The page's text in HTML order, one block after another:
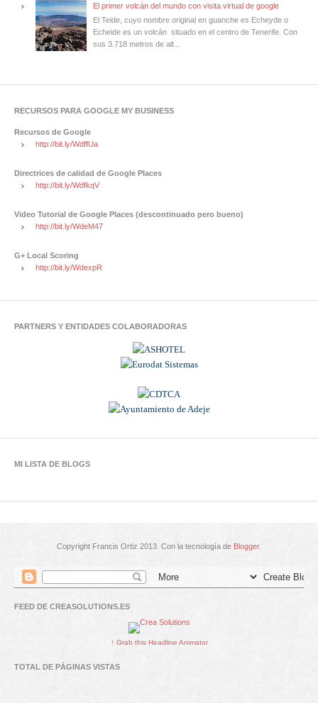
El primer volcán del mundo con visita virtual de google
El Teide, cuyo nombre original en guanche es Echeyde o
Echeide es un volcán situado en el centro de Tenerife. Con
sus 3.718 metros de alt...
RECURSOS PARA GOOGLE MY BUSINESS
Recursos de Google
http://bit.ly/WdffUa
Directrices de calidad de Google Places
http://bit.ly/WdfkqV
Video Tutorial de Google Places (descontinuado pero bueno)
http://bit.ly/WdeM47
G+ Local Scoring
http://bit.ly/WdexpR
PARTNERS Y ENTIDADES COLABORADORAS
MI LISTA DE BLOGS
Copyright Francis Ortiz 2013. Con la tecnología de Blogger.
FEED DE CREASOLUTIONS.ES
↑ Grab this Headline Animator
TOTAL DE PÁGINAS VISTAS